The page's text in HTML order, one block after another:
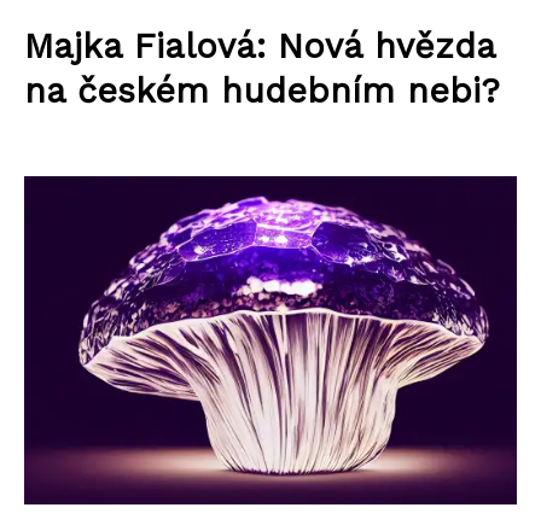
Majka Fialová: Nová hvězda
na českém hudebním nebi?